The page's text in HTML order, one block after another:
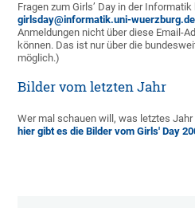
Fragen zum Girls’ Day in der
girlsday@informatik.uni-wuerzburg.de
Anmeldungen nicht über diese Email-
können. Das ist nur über die
möglich.)
Bilder vom letzten Jahr
Wer mal schauen will, was letztes Jahr
hier gibt es die Bilder vom Girls' Day